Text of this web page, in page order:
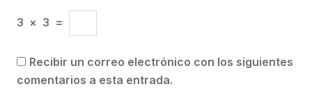
3 × 3 =
Recibir un correo electrónico con los siguientes
comentarios a esta entrada.